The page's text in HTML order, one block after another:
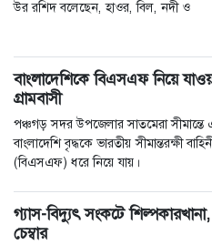
উর রশিদ বলেছেন, হাওর, বিল, নদী ও
বাংলাদেশিকে বিএসএফ নিয়ে
গ্রামবাসী
পঞ্চগড় সদর উপজেলার সাতমেরা
বাংলাদেশি বৃদ্ধকে ভারতীয় সীমান্তরক্ষী
(বিএসএফ) ধরে নিয়ে যায়।
গ্যাস-বিদ্যুৎ সংকটে
চেম্বার